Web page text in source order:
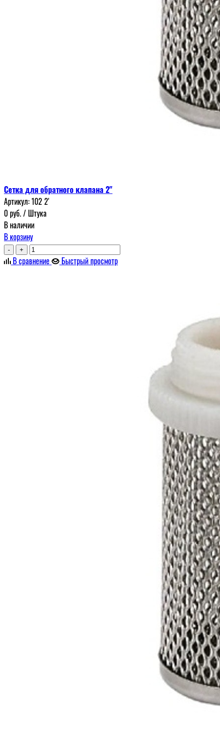
Сетка для обратного клапана 2"
Артикул:102 2'
0руб./ Штука
В наличии
В корзину
- +
В сравнение Быстрый просмотр